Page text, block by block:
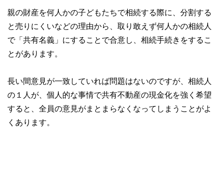
親の財産を何人かの子どもたちで相続する際に、分割する
と売りにくいなどの理由から、取り敢えず何人かの相続人
で「共有名義」にすることで合意し、相続手続きをするこ
とがあります。
長い間意見が一致していれば問題はないのですが、相続人
の１人が、個人的な事情で共有不動産の現金化を強く希望
すると、全員の意見がまとまらなくなってしまうことがよ
くあります。